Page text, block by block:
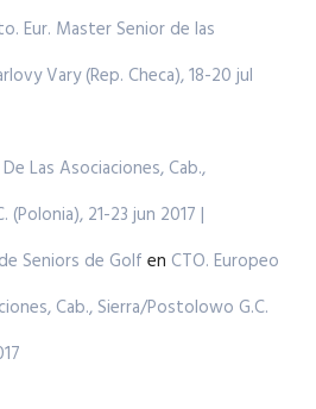
Eur. Master Senior de las
Vary (Rep. Checa), 18-20 jul
Las Asociaciones, Cab.,
21-23 jun 2017 |
Seniors de Golf en CTO. Europeo
Cab., Sierra/Postolowo G.C.